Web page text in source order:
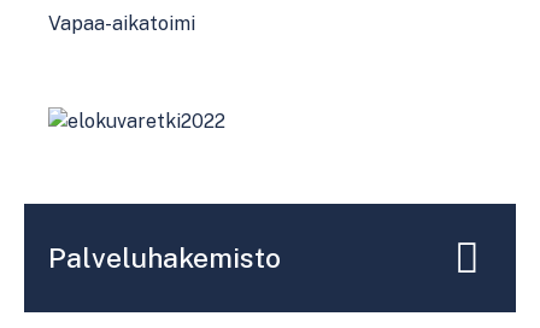
Vapaa-aikatoimi
Palveluhakemisto